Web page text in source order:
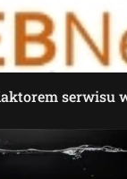
serwisu